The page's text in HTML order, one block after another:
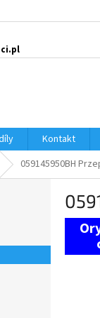
Kontakt
059145950BH